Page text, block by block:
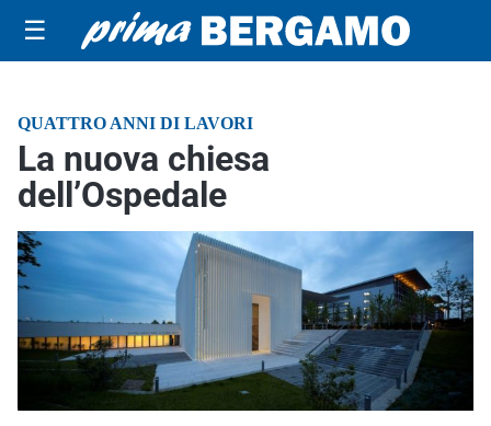
☰
QUATTRO ANNI DI LAVORI
La nuova chiesa
dell’Ospedale